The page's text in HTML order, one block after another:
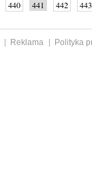
440 441 442
443
Reklama
Polityka